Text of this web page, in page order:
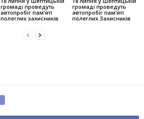
громаді проведуть
автопробіг пам’яті
полеглих захисників
громаді проведуть
автопробіг пам’яті
полеглих Захисників